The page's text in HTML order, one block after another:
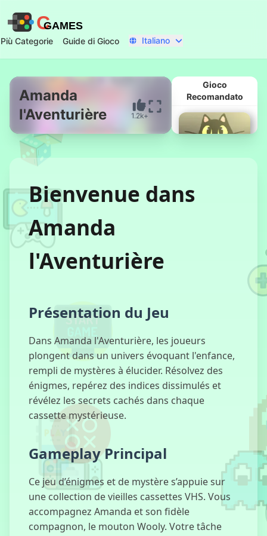
CGAMES
Più Categorie Guide di Gioco Italiano
Amanda
l'Aventurière
1.2k+
Gioco
Recomandato
Gobdun
Hollow Knight
Fuga
Bienvenue dans
Amanda
l'Aventurière
Présentation du Jeu
Dans Amanda l'Aventurière, les joueurs
plongent dans un univers évoquant l'enfance,
rempli de mystères à élucider. Résolvez des
énigmes, repérez des indices dissimulés et
révélez les secrets cachés dans chaque
cassette mystérieuse.
Gameplay Principal
Ce jeu d’énigmes et de mystère s’appuie sur
une collection de vieilles cassettes VHS. Vous
accompagnez Amanda et son fidèle
compagnon, le mouton Wooly. Votre tâche